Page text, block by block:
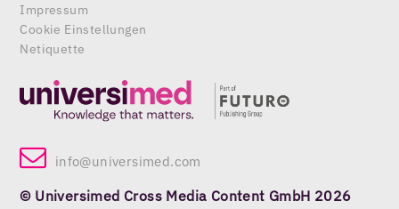
info@universimed.com
© Universimed Cross Media Content GmbH 2026
Impressum
Cookie Einstellungen
Netiquette